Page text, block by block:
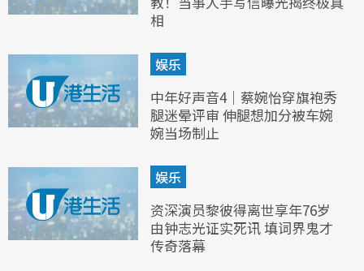
相
娱乐
中年好声音4｜蔡婉怡穿旗袍秀
腿迷晕评审 伸腿想加分被车婉
婉当场制止
娱乐
资深演员黎彼得离世享年76岁
由钟志光证实死讯 填词界鬼才
传奇落幕